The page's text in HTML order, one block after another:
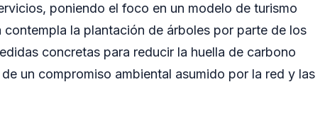
poniendo el foco en un modelo de turismo
contempla la plantación de árboles por parte de los
concretas para reducir la huella de carbono
un compromiso ambiental asumido por la red y las